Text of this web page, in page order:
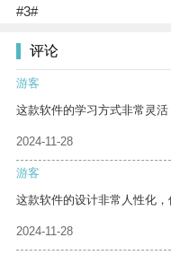
#3#
评论
游客
这款软件的学习方式非常灵活
2024-11-28
游客
这款软件的设计非常人性化，
2024-11-28